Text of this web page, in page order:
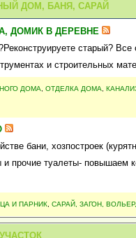
ДОМ, БАНЯ, САРАЙ
ДОМИК В ДЕРЕВНЕ
старый? Все
и строительных
ДОМА, ОТДЕЛКА ДОМА,
бани, хозпостроек
прочие туалеты- повышаем
И ПАРНИК, САРАЙ, ЗАГОН,